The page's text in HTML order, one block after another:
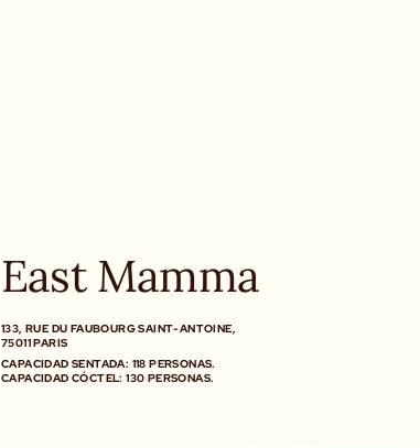
East Mamma
133, RUE DU FAUBOURG SAINT-ANTOINE,
75011 PARIS
CAPACIDAD SENTADA: 118 PERSONAS.
CAPACIDAD CÓCTEL: 130 PERSONAS.